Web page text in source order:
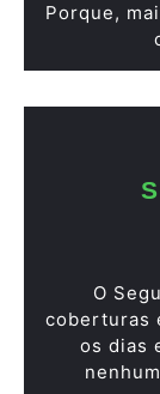
Porque,
O
coberturas
os dias